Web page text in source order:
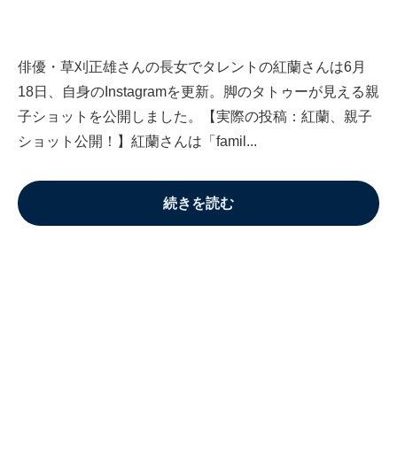
俳優・草刈正雄さんの長女でタレントの紅蘭さんは6月
18日、自身のInstagramを更新。脚のタトゥーが見える親
子ショットを公開しました。【実際の投稿：紅蘭、親子
ショット公開！】紅蘭さんは「famil...
続きを読む